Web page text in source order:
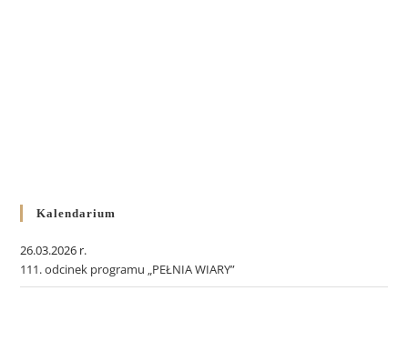
Kalendarium
26.03.2026 r.
111. odcinek programu „PEŁNIA WIARY”